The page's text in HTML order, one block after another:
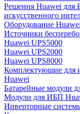
Решения Huawei для
искусственного
Оборудование
Источники
Huawei UPS5000
Huawei UPS2000
Huawei UPS8000
Комплектующие для
Huawei
Батарейные модули
Модули для ИБП
Инверторные